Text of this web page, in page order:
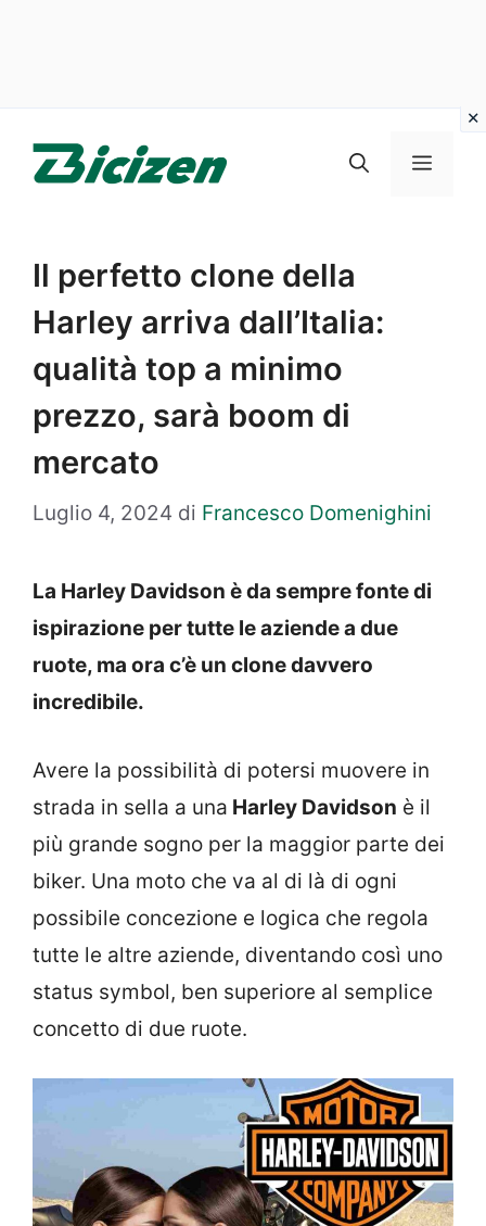
Menu
Il perfetto clone della
Harley arriva dall’Italia:
qualità top a minimo
prezzo, sarà boom di
mercato
Luglio 4, 2024 di Francesco Domenighini
La Harley Davidson è da sempre fonte di
ispirazione per tutte le aziende a due
ruote, ma ora c’è un clone davvero
incredibile.
Avere la possibilità di potersi muovere in
strada in sella a una Harley Davidson è il
più grande sogno per la maggior parte dei
biker. Una moto che va al di là di ogni
possibile concezione e logica che regola
tutte le altre aziende, diventando così uno
status symbol, ben superiore al semplice
concetto di due ruote.